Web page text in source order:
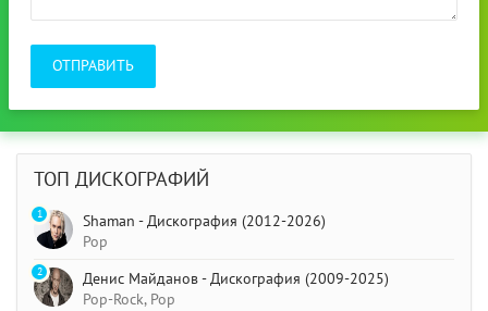
ОТПРАВИТЬ
ТОП ДИСКОГРАФИЙ
Shaman - Дискография (2012-2026)
Pop
1
Денис Майданов - Дискография (2009-2025)
Pop-Rock, Pop
2